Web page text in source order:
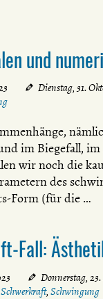
und
Dienstag, 31.
im Biegefall,
wir noch die
des
Form (für die …
Fall:
Donnerstag,
Schwerkraft, Schwingung